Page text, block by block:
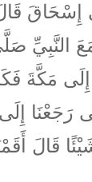
إِسْحَاقَ
النَّبِيِّ
مَكَّةَ
رَجَعْنَا إِلَى
قَالَ